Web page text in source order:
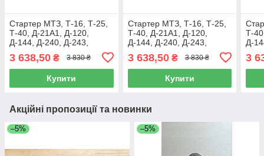
Стартер МТЗ, Т-16, Т-25,
Т-40, Д-21А1, Д-120,
Д-144, Д-240, Д-243,
Д-245, MAGNETON 12 В
2,7 КВТ (9142780)
3 638,50 ₴ 3 830 ₴
Купити
Стартер МТЗ, Т-16, Т-25,
Т-40, Д-21А1, Д-120,
Д-144, Д-240, Д-243,
Д-245, MAGNETON 12 В
2,7 КВТ (9142780)
3 638,50₴ 3 830 ₴
Купити
Т-
Д-
2,7
3
Акційні пропозиції та новинки
–5% –5%